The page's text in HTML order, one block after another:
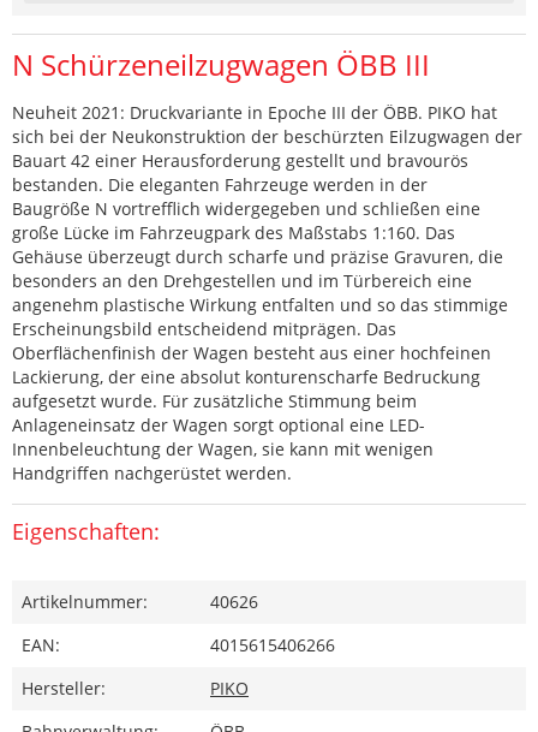
N Schürzeneilzugwagen ÖBB III
Neuheit 2021: Druckvariante in Epoche III der ÖBB. PIKO hat
sich bei der Neukonstruktion der beschürzten Eilzugwagen der
Bauart 42 einer Herausforderung gestellt und bravourös
bestanden. Die eleganten Fahrzeuge werden in der
Baugröße N vortrefflich widergegeben und schließen eine
große Lücke im Fahrzeugpark des Maßstabs 1:160. Das
Gehäuse überzeugt durch scharfe und präzise Gravuren, die
besonders an den Drehgestellen und im Türbereich eine
angenehm plastische Wirkung entfalten und so das stimmige
Erscheinungsbild entscheidend mitprägen. Das
Oberflächenfinish der Wagen besteht aus einer hochfeinen
Lackierung, der eine absolut konturenscharfe Bedruckung
aufgesetzt wurde. Für zusätzliche Stimmung beim
Anlageneinsatz der Wagen sorgt optional eine LED-
Innenbeleuchtung der Wagen, sie kann mit wenigen
Handgriffen nachgerüstet werden.
Eigenschaften:
Artikelnummer:
40626
EAN:
4015615406266
Hersteller:
PIKO